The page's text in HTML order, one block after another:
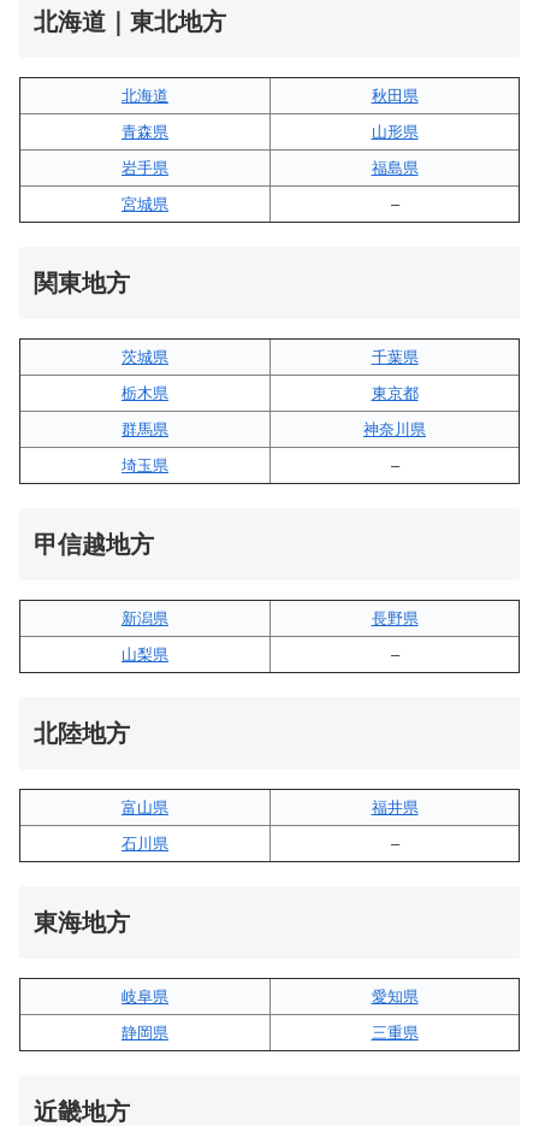
北海道｜東北地方
北海道
秋田県
青森県
山形県
岩手県
福島県
宮城県
–
関東地方
茨城県
千葉県
栃木県
東京都
群馬県
神奈川県
埼玉県
–
甲信越地方
新潟県
長野県
山梨県
–
北陸地方
富山県
福井県
石川県
–
東海地方
岐阜県
愛知県
静岡県
三重県
近畿地方